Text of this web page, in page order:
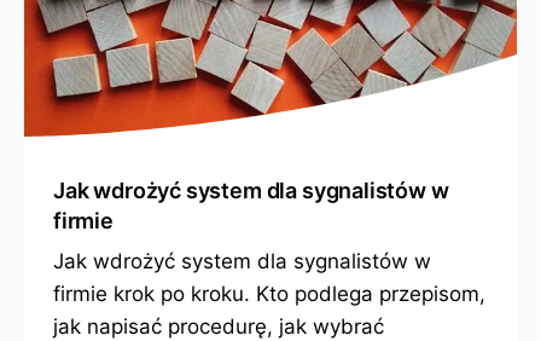
Jak wdrożyć system dla sygnalistów w
firmie
Jak wdrożyć system dla sygnalistów w
firmie krok po kroku. Kto podlega przepisom,
jak napisać procedurę, jak wybrać